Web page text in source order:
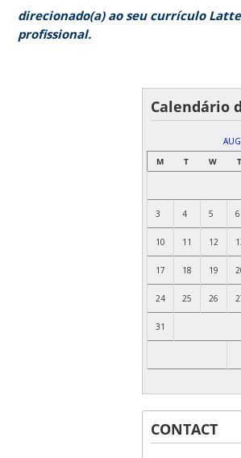
direcionado(a) ao seu currículo
profissional.
Calendário
M
T W T
3 4 5 6
10 11 12
17 18 19
24 25 26
31
CONTACT